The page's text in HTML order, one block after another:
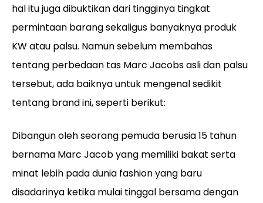
hal itu juga dibuktikan dari tingginya tingkat
permintaan barang sekaligus banyaknya produk
KW atau palsu. Namun sebelum membahas
tentang perbedaan tas Marc Jacobs asli dan palsu
tersebut, ada baiknya untuk mengenal sedikit
tentang brand ini, seperti berikut:
Dibangun oleh seorang pemuda berusia 15 tahun
bernama Marc Jacob yang memiliki bakat serta
minat lebih pada dunia fashion yang baru
disadarinya ketika mulai tinggal bersama dengan